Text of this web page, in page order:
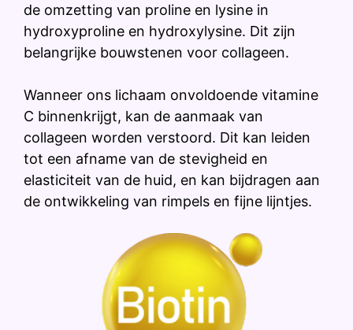
de omzetting van proline en lysine in
hydroxyproline en hydroxylysine. Dit zijn
belangrijke bouwstenen voor collageen.
Wanneer ons lichaam onvoldoende vitamine
C binnenkrijgt, kan de aanmaak van
collageen worden verstoord. Dit kan leiden
tot een afname van de stevigheid en
elasticiteit van de huid, en kan bijdragen aan
de ontwikkeling van rimpels en fijne lijntjes.